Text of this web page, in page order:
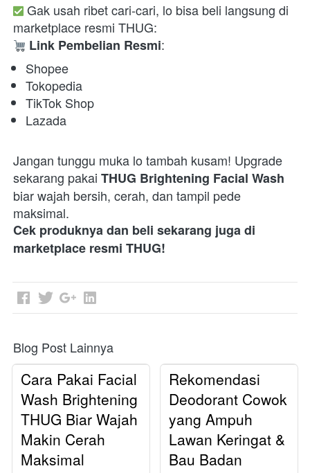
Gak usah ribet cari-cari, lo bisa beli langsung di
marketplace resmi THUG:
Link Pembelian Resmi:
Shopee
Tokopedia
TikTok Shop
Lazada
Jangan tunggu muka lo tambah kusam! Upgrade
sekarang pakai THUG Brightening Facial Wash
biar wajah bersih, cerah, dan tampil pede
Cek produknya dan beli sekarang juga di
marketplace resmi THUG!
Blog Post Lainnya
Cara Pakai Facial
Wash Brightening
THUG Biar Wajah
Makin Cerah
Maksimal
Rekomendasi
Deodorant Cowok
yang Ampuh
Lawan Keringat &
Bau Badan